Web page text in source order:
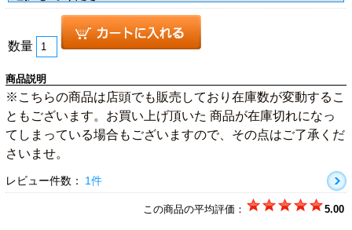
数量
商品説明
※こちらの商品は店頭でも販売しており在庫数が変動するこ
ともございます。お買い上げ頂いた 商品が在庫切れになっ
てしまっている場合もございますので、その点はご了承くだ
さいませ。
レビュー件数： 1件
この商品の平均評価： 5.00